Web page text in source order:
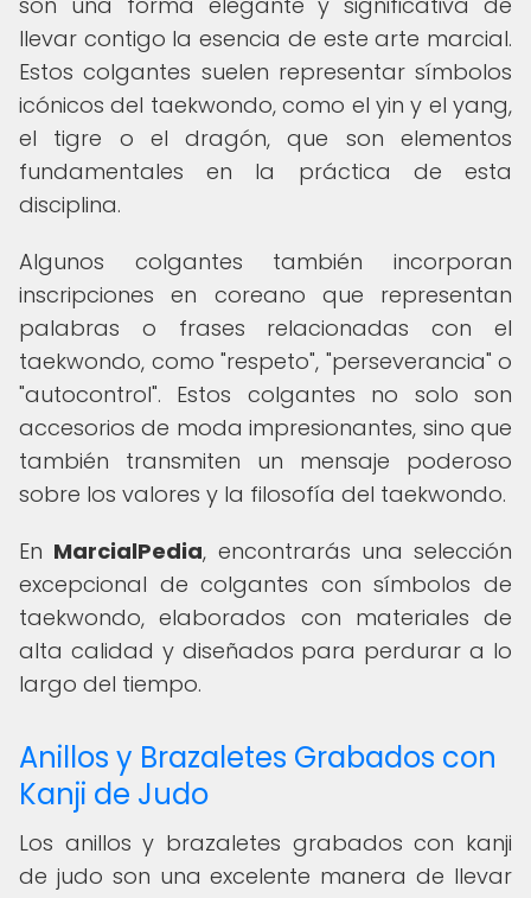
llevar contigo la esencia de este arte marcial.
Estos colgantes suelen representar símbolos
icónicos del taekwondo, como el yin y el yang,
el tigre o el dragón, que son elementos
fundamentales en la práctica de esta
disciplina.
Algunos colgantes también incorporan
inscripciones en coreano que representan
palabras o frases relacionadas con el
taekwondo, como "respeto", "perseverancia" o
"autocontrol". Estos colgantes no solo son
accesorios de moda impresionantes, sino que
también transmiten un mensaje poderoso
sobre los valores y la filosofía del taekwondo.
En MarcialPedia, encontrarás una selección
excepcional de colgantes con símbolos de
taekwondo, elaborados con materiales de
alta calidad y diseñados para perdurar a lo
largo del tiempo.
Anillos y Brazaletes Grabados con
Kanji de Judo
Los anillos y brazaletes grabados con kanji
de judo son una excelente manera de llevar